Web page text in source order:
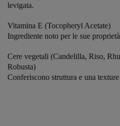
levigata.
Vitamina E (Tocopheryl Acetate)
Ingrediente noto per le sue
Cere vegetali (Candelilla, Riso,
Robusta)
Conferiscono struttura e una